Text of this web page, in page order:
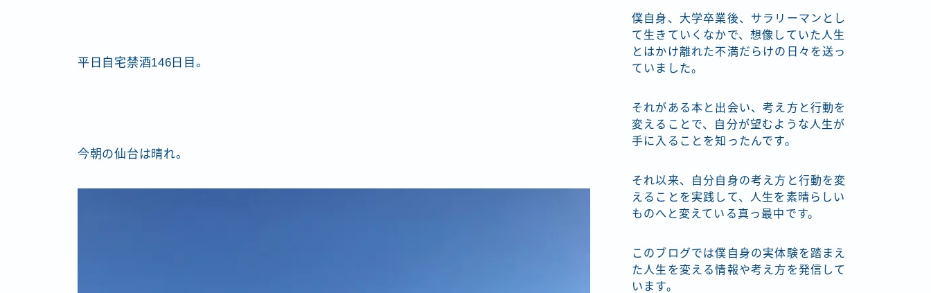
平日自宅禁酒146日目。
今朝の仙台は晴れ。
僕自身、大学卒業後、サラリーマンとし
て生きていくなかで、想像していた人生
とはかけ離れた不満だらけの日々を送っ
ていました。
それがある本と出会い、考え方と行動を
変えることで、自分が望むような人生が
手に入ることを知ったんです。
それ以来、自分自身の考え方と行動を変
えることを実践して、人生を素晴らしい
ものへと変えている真っ最中です。
このブログでは僕自身の実体験を踏まえ
た人生を変える情報や考え方を発信して
います。